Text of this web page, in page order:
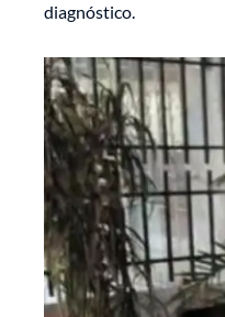
diagnóstico.